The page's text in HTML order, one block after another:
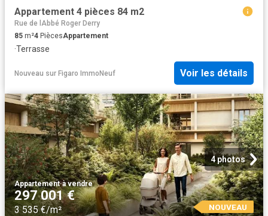
Appartement 4 pièces 84 m2
Rue de lAbbé Roger Derry
85 m²4 PiècesAppartement
·Terrasse
Nouveau sur Figaro ImmoNeuf Voir les détails
4 photos
Appartement·à vendre
297 001 €
3 535 €/m² NOUVEAU